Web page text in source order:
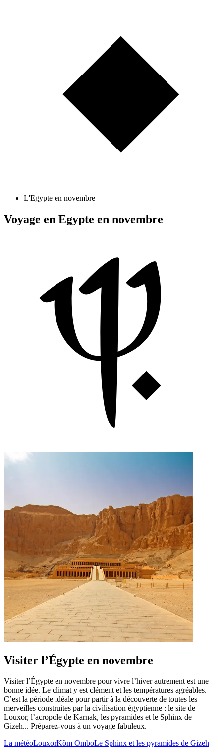
L'Egypte en novembre
Voyage en Egypte en novembre
Visiter l’Égypte en novembre
Visiter l’Égypte en novembre pour vivre l’hiver autrement est une
bonne idée. Le climat y est clément et les températures agréables.
C’est la période idéale pour partir à la découverte de toutes les
merveilles construites par la civilisation égyptienne : le site de
Louxor, l’acropole de Karnak, les pyramides et le Sphinx de
Gizeh... Préparez-vous à un voyage fabuleux.
La météoLouxorKôm OmboLe Sphinx et les pyramides de Gizeh